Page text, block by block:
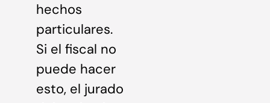
hechos
particulares.
Si el fiscal no
puede hacer
esto, el jurado